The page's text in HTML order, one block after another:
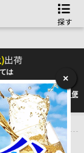
探す
)出荷
は
。最新情報は佐川急便
×